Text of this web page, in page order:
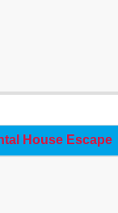
House Escape